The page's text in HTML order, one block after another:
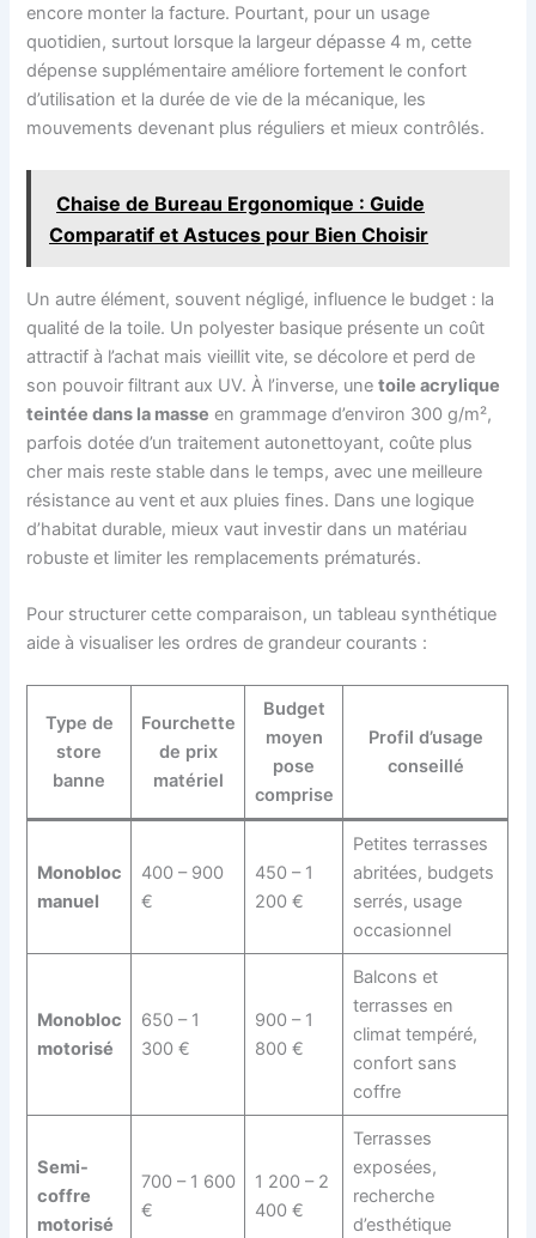
encore monter la facture. Pourtant, pour un usage
quotidien, surtout lorsque la largeur dépasse 4 m, cette
dépense supplémentaire améliore fortement le confort
d’utilisation et la durée de vie de la mécanique, les
mouvements devenant plus réguliers et mieux contrôlés.
Chaise de Bureau Ergonomique : Guide
Comparatif et Astuces pour Bien Choisir
Un autre élément, souvent négligé, influence le budget : la
qualité de la toile. Un polyester basique présente un coût
attractif à l’achat mais vieillit vite, se décolore et perd de
son pouvoir filtrant aux UV. À l’inverse, unetoile acrylique
teintée dans la masse en grammage d’environ 300 g/m²,
parfois dotée d’un traitement autonettoyant, coûte plus
cher mais reste stable dans le temps, avec une meilleure
résistance au vent et aux pluies fines. Dans une logique
d’habitat durable, mieux vaut investir dans un matériau
robuste et limiter les remplacements prématurés.
Pour structurer cette comparaison, un tableau synthétique
aide à visualiser les ordres de grandeur courants :
Type de
store
banne
Fourchette
de prix
matériel
Budget
moyen
pose
comprise
Profil d’usage
conseillé
Monobloc
manuel
400 – 900
€
450 – 1
200 €
Petites terrasses
abritées, budgets
serrés, usage
occasionnel
Monobloc
motorisé
650 – 1
300 €
900 – 1
800 €
Balcons et
terrasses en
climat tempéré,
confort sans
coffre
Semi-
coffre
motorisé
700 – 1 600
€
1 200 – 2
400 €
Terrasses
exposées,
recherche
d’esthétique